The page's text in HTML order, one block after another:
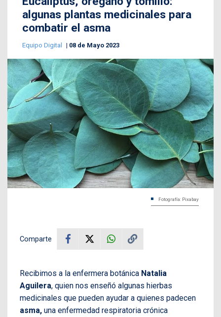
algunas plantas medicinales para
combatir el asma
Equipo Digital 08 de Mayo 2023
Fotografía: Pixabay
Comparte
Recibimos a la enfermera botánica Natalia
Aguilera, quien nos enseñó algunas hierbas
medicinales que pueden ayudar a quienes padecen
asma, una enfermedad respiratoria crónica